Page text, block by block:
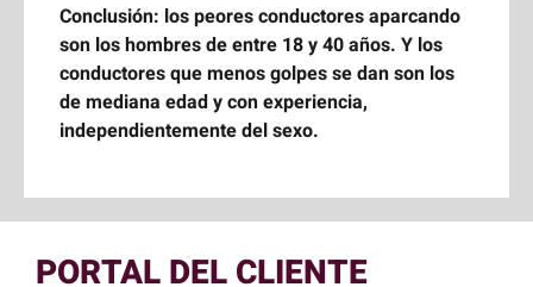
Conclusión: los peores conductores aparcando
son los hombres de entre 18 y 40 años. Y los
conductores que menos golpes se dan son los
de mediana edad y con experiencia,
independientemente del sexo.
PORTAL DEL CLIENTE